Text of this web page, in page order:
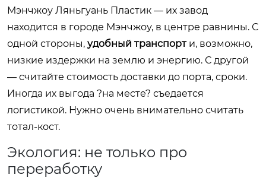
Мэнчжоу Ляньгуань Пластик — их завод
находится в городе Мэнчжоу, в центре равнины. С
одной стороны, удобный транспорти, возможно,
низкие издержки на землю и энергию. С другой
— считайте стоимость доставки до порта, сроки.
Иногда их выгода ?на месте? съедается
логистикой. Нужно очень внимательно считать
тотал-кост.
Экология: не только про
переработку